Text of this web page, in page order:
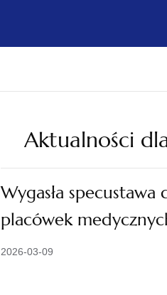
Aktualności
Wygasła
placówek
2026-03-09